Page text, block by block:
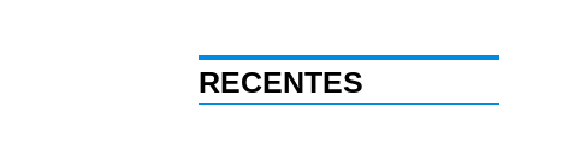
RECENTES